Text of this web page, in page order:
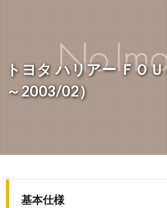
トヨタ ハリアー ＦＯ
～2003/02）
基本仕様